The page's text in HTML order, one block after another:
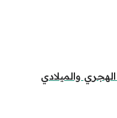
الهجري والميلادي